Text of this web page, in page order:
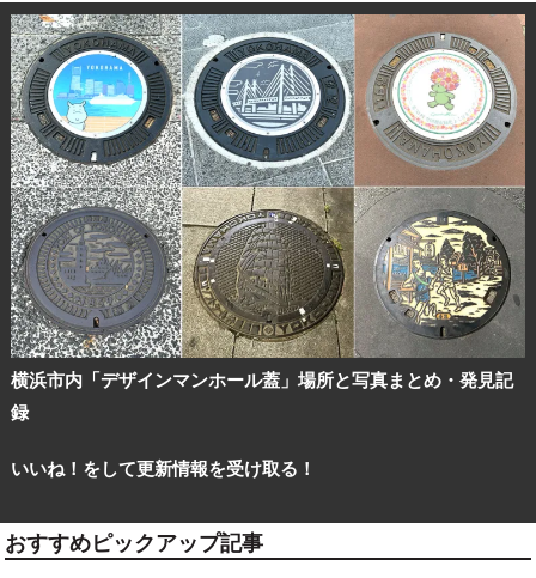
横浜市内「デザインマンホール蓋」場所と写真まとめ・発見記
録
いいね！をして更新情報を受け取る！
おすすめピックアップ記事